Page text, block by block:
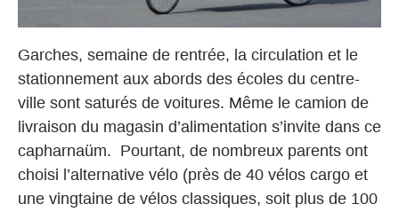
Garches, semaine de rentrée, la circulation et le
stationnement aux abords des écoles du centre-
ville sont saturés de voitures. Même le camion de
livraison du magasin d’alimentation s’invite dans ce
capharnaüm. Pourtant, de nombreux parents ont
choisi l’alternative vélo (près de 40 vélos cargo et
une vingtaine de vélos classiques, soit plus de 100